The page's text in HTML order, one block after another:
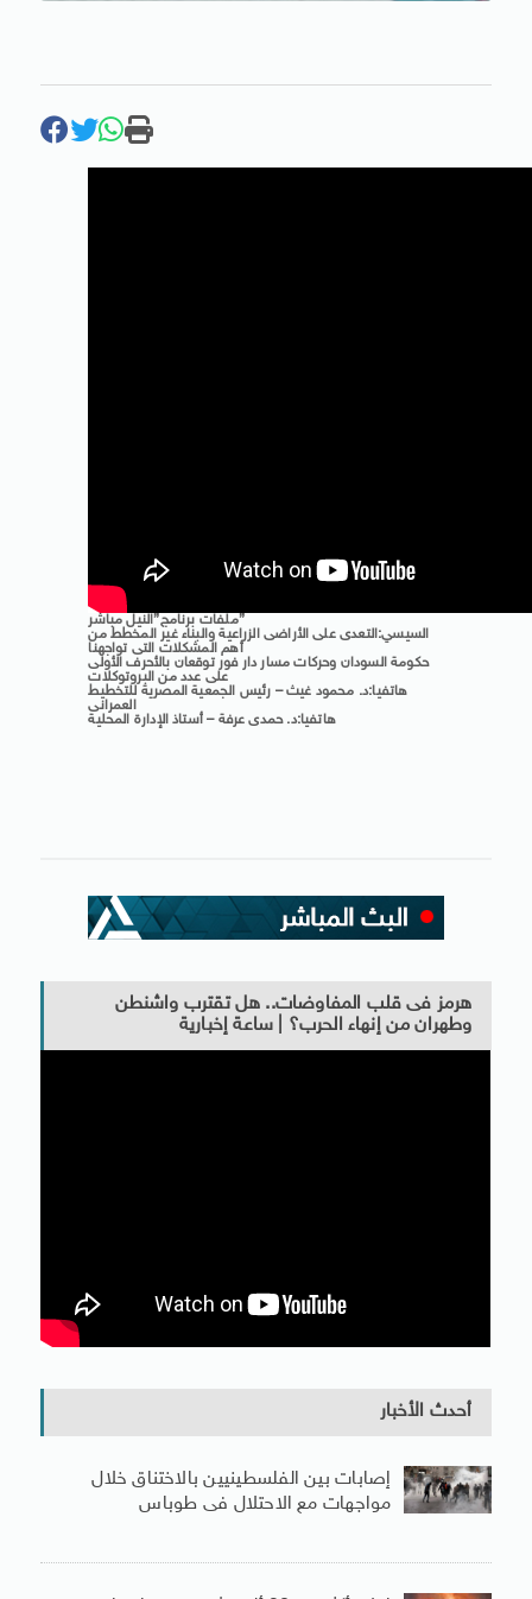
ملفات برنامج”النيل مباشر”
السيسي:التعدى على الأراضى الزراعية والبناء غير المخطط من
أهم المشكلات التى تواجهنا
حكومة السودان وحركات مسار دار فور توقعان بالأحرف الأولى
على عدد من البروتوكلات
هاتفيا:د. محمود غيث – رئيس الجمعية المصرية للتخطيط
العمرانى
هاتفيا:د. حمدى عرفة – أستاذ الإدارة المحلية
هرمز فى قلب المفاوضات.. هل تقترب واشنطن
وطهران من إنهاء الحرب؟ | ساعة إخبارية
أحدث الأخبار
إصابات بين الفلسطينيين بالاختناق خلال
مواجهات مع الاحتلال فى طوباس